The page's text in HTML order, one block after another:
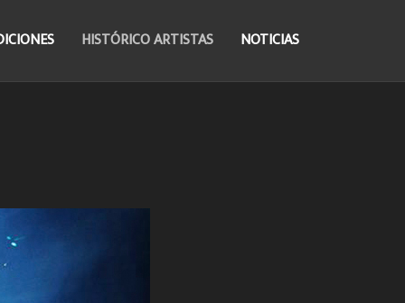
HISTÓRICO ARTISTAS NOTICIAS